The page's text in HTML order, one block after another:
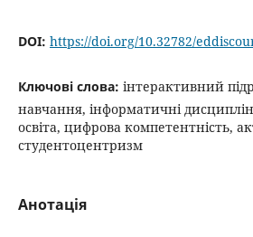
DOI: https://doi.org/10.32782/
Ключові слова: інтерактивний
навчання, інформатичні
освіта, цифрова компетентність,
студентоцентризм
Анотація